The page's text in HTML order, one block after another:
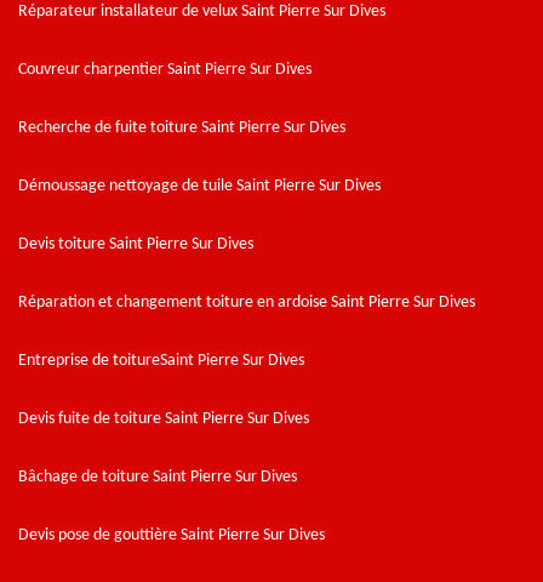
Réparateur installateur de velux Saint Pierre Sur Dives
Couvreur charpentier Saint Pierre Sur Dives
Recherche de fuite toiture Saint Pierre Sur Dives
Démoussage nettoyage de tuile Saint Pierre Sur Dives
Devis toiture Saint Pierre Sur Dives
Réparation et changement toiture en ardoise Saint Pierre Sur Dives
Entreprise de toitureSaint Pierre Sur Dives
Devis fuite de toiture Saint Pierre Sur Dives
Bâchage de toiture Saint Pierre Sur Dives
Devis pose de gouttière Saint Pierre Sur Dives